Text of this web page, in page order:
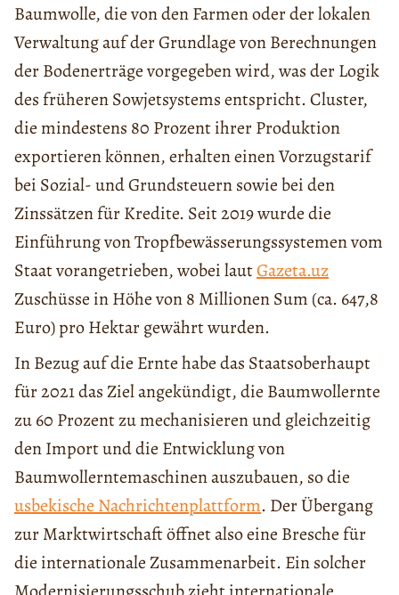
Baumwolle, die von den Farmen oder der lokalen
Verwaltung auf der Grundlage von Berechnungen
der Bodenerträge vorgegeben wird, was der Logik
des früheren Sowjetsystems entspricht. Cluster,
die mindestens 80 Prozent ihrer Produktion
exportieren können, erhalten einen Vorzugstarif
bei Sozial- und Grundsteuern sowie bei den
Zinssätzen für Kredite. Seit 2019 wurde die
Einführung von Tropfbewässerungssystemen vom
Staat vorangetrieben, wobei lautGazeta.uz
Zuschüsse in Höhe von 8 Millionen Sum (ca. 647,8
Euro) pro Hektar gewährt wurden.
In Bezug auf die Ernte habe das Staatsoberhaupt
für 2021 das Ziel angekündigt, die Baumwollernte
zu 60 Prozent zu mechanisieren und gleichzeitig
den Import und die Entwicklung von
Baumwollerntemaschinen auszubauen, so die
usbekische Nachrichtenplattform. Der Übergang
zur Marktwirtschaft öffnet also eine Bresche für
die internationale Zusammenarbeit. Ein solcher